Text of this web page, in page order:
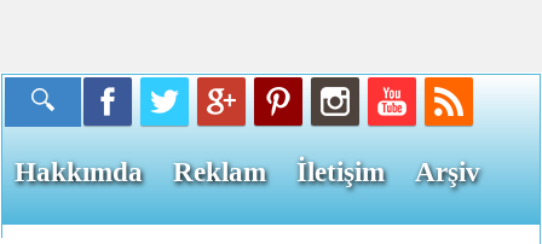
Hakkımda Reklam İletişim Arşiv